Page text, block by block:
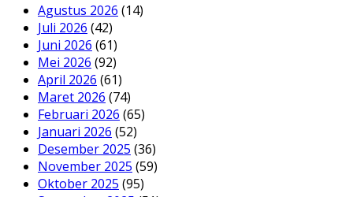
Agustus 2026 (14)
Juli 2026 (42)
Juni 2026 (61)
Mei 2026 (92)
April 2026 (61)
Maret 2026 (74)
Februari 2026 (65)
Januari 2026 (52)
Desember 2025 (36)
November 2025 (59)
Oktober 2025 (95)